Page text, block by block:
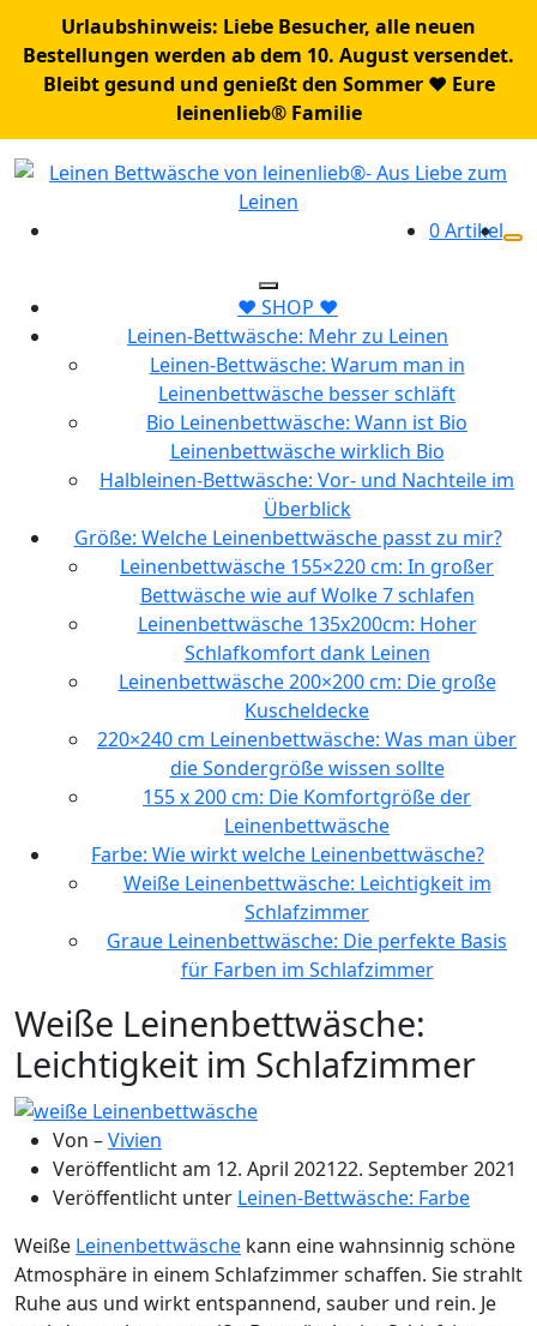
Urlaubshinweis: Liebe Besucher, alle neuen
Bestellungen werden ab dem 10. August versendet.
Bleibt gesund und genießt den Sommer ♥️ Eure
leinenlieb® Familie
Zum
Inhalt
0 Artikel
❤️ SHOP ❤️
Leinen-Bettwäsche: Mehr zu Leinen
Leinen-Bettwäsche: Warum man in
Leinenbettwäsche besser schläft
Bio Leinenbettwäsche: Wann ist Bio
Leinenbettwäsche wirklich Bio
Halbleinen-Bettwäsche: Vor- und Nachteile im
Überblick
Größe: Welche Leinenbettwäsche passt zu mir?
Leinenbettwäsche 155×220 cm: In großer
Bettwäsche wie auf Wolke 7 schlafen
Leinenbettwäsche 135x200cm: Hoher
Schlafkomfort dank Leinen
Leinenbettwäsche 200×200 cm: Die große
Kuscheldecke
220×240 cm Leinenbettwäsche: Was man über
die Sondergröße wissen sollte
155 x 200 cm: Die Komfortgröße der
Leinenbettwäsche
Farbe: Wie wirkt welche Leinenbettwäsche?
Weiße Leinenbettwäsche: Leichtigkeit im
Schlafzimmer
Graue Leinenbettwäsche: Die perfekte Basis
für Farben im Schlafzimmer
Weiße Leinenbettwäsche:
Leichtigkeit im Schlafzimmer
Von –Vivien
Veröffentlicht am 12. April 202122. September 2021
Veröffentlicht unter Leinen-Bettwäsche: Farbe
Weiße Leinenbettwäsche kann eine wahnsinnig schöne
Atmosphäre in einem Schlafzimmer schaffen. Sie strahlt
Ruhe aus und wirkt entspannend, sauber und rein. Je